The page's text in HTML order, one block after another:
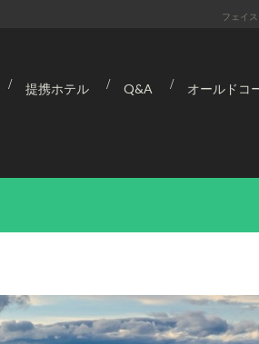
フェイ
提携ホテル Q&A オールドコ